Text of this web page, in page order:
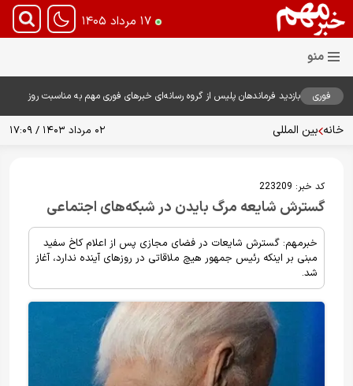
۱۷ مرداد ۱۴۰۵
فوری
بازدید فرماندهان پلیس از گروه رسانه‌ای خبرهای فوری مهم به مناسبت روز
خانه بین المللی ۰۲ مرداد ۱۴۰۳ / ۱۷:۰۹
کد خبر: 223209
گسترش شایعه مرگ بایدن در شبکه‌های اجتماعی
خبرمهم: گسترش شایعات در فضای مجازی پس از اعلام کاخ سفید
مبنی بر اینکه رئیس جمهور هیچ ملاقاتی در روزهای آینده ندارد، آغاز
شد.